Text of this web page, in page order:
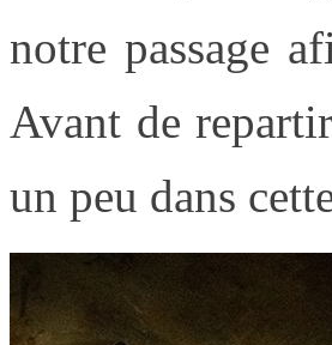
notre passage
Avant de
un peu dans